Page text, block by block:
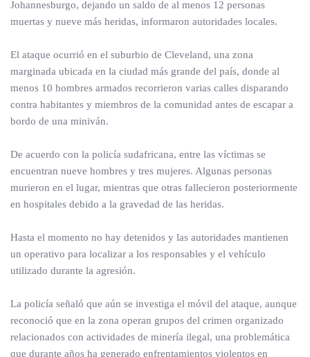
Johannesburgo, dejando un saldo de al menos 12 personas
muertas y nueve más heridas, informaron autoridades locales.
El ataque ocurrió en el suburbio de Cleveland, una zona
marginada ubicada en la ciudad más grande del país, donde al
menos 10 hombres armados recorrieron varias calles disparando
contra habitantes y miembros de la comunidad antes de escapar a
bordo de una miniván.
De acuerdo con la policía sudafricana, entre las víctimas se
encuentran nueve hombres y tres mujeres. Algunas personas
murieron en el lugar, mientras que otras fallecieron posteriormente
en hospitales debido a la gravedad de las heridas.
Hasta el momento no hay detenidos y las autoridades mantienen
un operativo para localizar a los responsables y el vehículo
utilizado durante la agresión.
La policía señaló que aún se investiga el móvil del ataque, aunque
reconoció que en la zona operan grupos del crimen organizado
relacionados con actividades de minería ilegal, una problemática
que durante años ha generado enfrentamientos violentos en